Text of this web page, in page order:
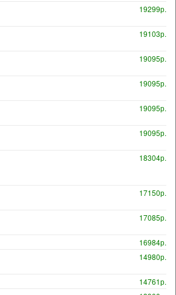
19299р.
19103р.
19095р.
19095р.
19095р.
19095р.
18304р.
17150р.
17085р.
16984р.
14980р.
14761р.